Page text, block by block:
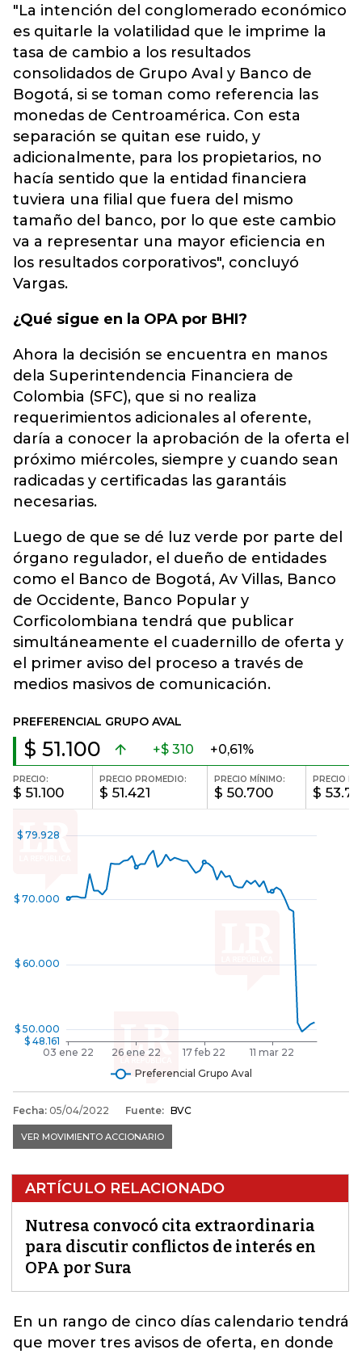
"La intención del conglomerado económico
es quitarle la volatilidad que le imprime la
tasa de cambio a los resultados
consolidados de Grupo Aval y Banco de
Bogotá, si se toman como referencia las
monedas de Centroamérica. Con esta
separación se quitan ese ruido, y
adicionalmente, para los propietarios, no
hacía sentido que la entidad financiera
tuviera una filial que fuera del mismo
tamaño del banco, por lo que este cambio
va a representar una mayor eficiencia en
los resultados corporativos", concluyó
Vargas.
¿Qué sigue en la OPA por BHI?
Ahora la decisión se encuentra en manos
dela Superintendencia Financiera de
Colombia (SFC), que si no realiza
requerimientos adicionales al oferente,
daría a conocer la aprobación de la oferta el
próximo miércoles, siempre y cuando sean
radicadas y certificadas las garantáis
necesarias.
Luego de que se dé luz verde por parte del
órgano regulador, el dueño de entidades
como el Banco de Bogotá, Av Villas, Banco
de Occidente, Banco Popular y
Corficolombiana tendrá que publicar
simultáneamente el cuadernillo de oferta y
el primer aviso del proceso a través de
medios masivos de comunicación.
ARTÍCULO RELACIONADO
Nutresa convocó cita extraordinaria
para discutir conflictos de interés en
OPA por Sura
En un rango de cinco días calendario tendrá
que mover tres avisos de oferta, en donde